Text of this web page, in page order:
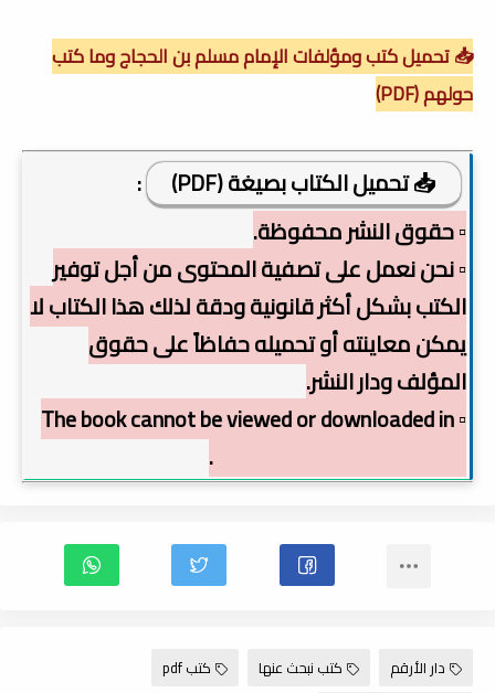
📥 تحميل كتب ومؤلفات الإمام مسلم بن الحجاج وما كتب
حولهم (PDF)
📥 تحميل الكتاب بصيغة (PDF)
:
▫️ حقوق النشر محفوظة.
▫️ نحن نعمل على تصفية المحتوى من أجل توفير
الكتب بشكل أكثر قانونية ودقة لذلك هذا الكتاب لا
يمكن معاينته أو تحميله حفاظاً على حقوق
المؤلف ودار النشر.
▫️ The book cannot be viewed or downloaded in
دار الأرقم كتب نبحث عنها
كتب pdf